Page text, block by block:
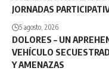
JORNADAS
5 agosto, 2026
DOLORES – UN
VEHÍCULO
Y AMENAZAS